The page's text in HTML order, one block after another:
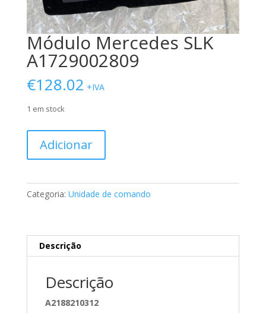
Módulo Mercedes SLK
A1729002809
€128.02 +IVA
1 em stock
Módulo
SLK
Adicionar
Categoria: Unidade de comando
Descrição
Descrição
A2188210312